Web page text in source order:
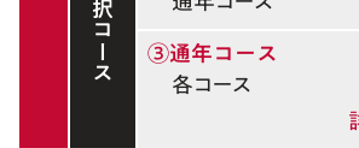
③通年コース
各コース